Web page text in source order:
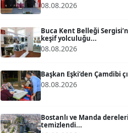
BÜLENT GÜRLÜK
MERT ERBOY
B
08.08.2026
Buca Kent Belleği
keşif yolculuğu...
08.08.2026
Başkan Eşki’den Çamdibi
08.08.2026
Bostanlı ve Manda dereleri
temizlendi...